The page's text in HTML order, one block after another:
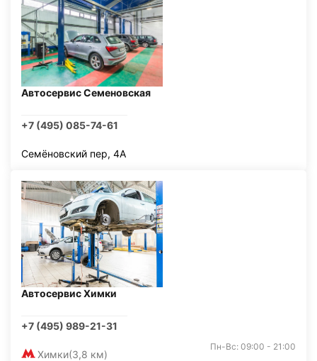
Автосервис Семеновская
+7 (495) 085-74-61
Семёновский пер, 4А
Автосервис Химки
+7 (495) 989-21-31
Химки(3,8 км)
Пн-Вс: 09:00 - 21:00